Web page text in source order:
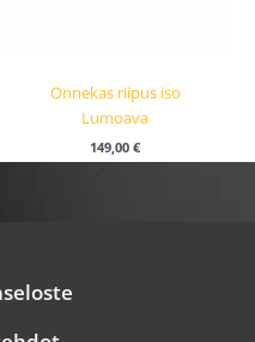
Onnekas riipus iso
Lumoava
149,00 €